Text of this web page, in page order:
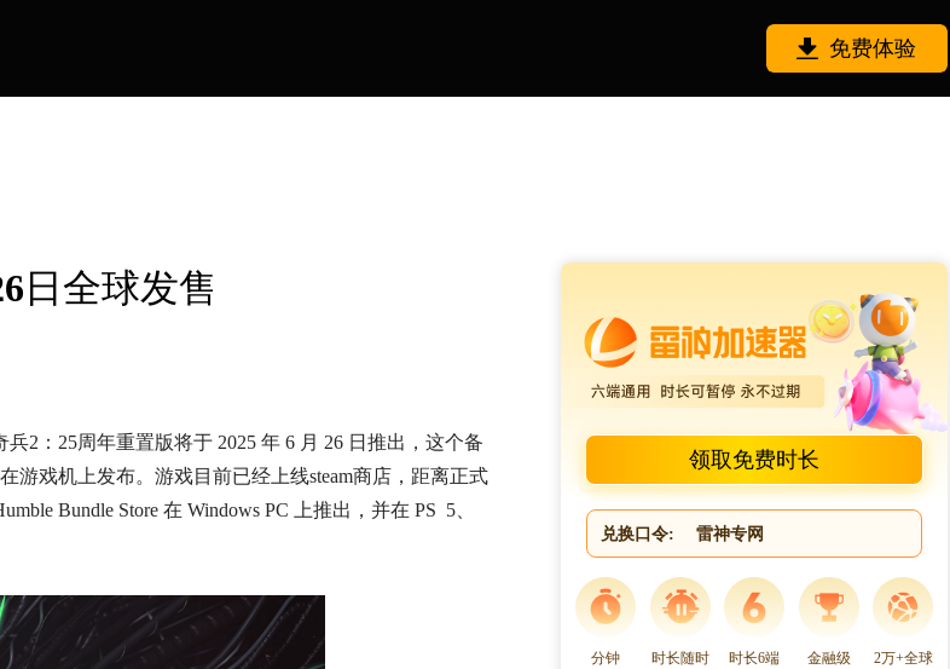
免费体验
日全球发售
兵2：25周年重置版将于 2025 年 6 月 26 日推出，这个备
游戏机上发布。游戏目前已经上线steam商店，距离正式
Bundle Store 在 Windows PC 上推出，并在 PS 5、
领取免费时长
兑换口令: 雷神专网
分钟
时长随时
时长6端
金融级
2万+全球